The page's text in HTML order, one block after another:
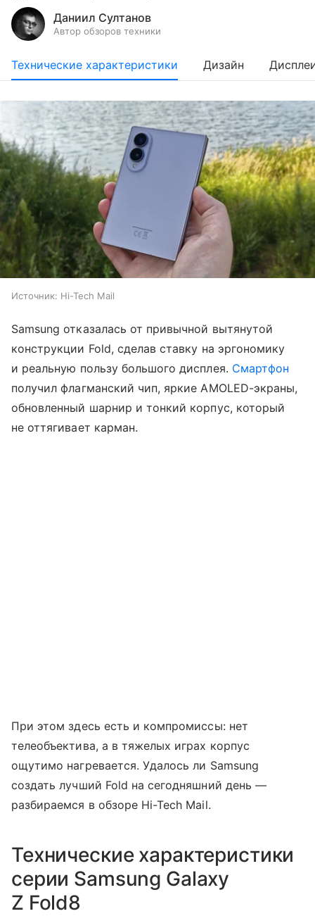
Даниил Султанов
Автор обзоров техники
Технические характеристики Дизайн
Источник: Hi-Tech Mail
Samsung отказалась от привычной вытянутой
конструкции Fold, сделав ставку на эргономику
и реальную пользу большого дисплея. Смартфон
получил флагманский чип, яркие AMOLED-экраны,
обновленный шарнир и тонкий корпус, который
не оттягивает карман.
При этом здесь есть и компромиссы: нет
телеобъектива, а в тяжелых играх корпус
ощутимо нагревается. Удалось ли Samsung
создать лучший Fold на сегодняшний день —
разбираемся в обзоре Hi-Tech Mail.
Технические характеристики
серии Samsung Galaxy
Z Fold8